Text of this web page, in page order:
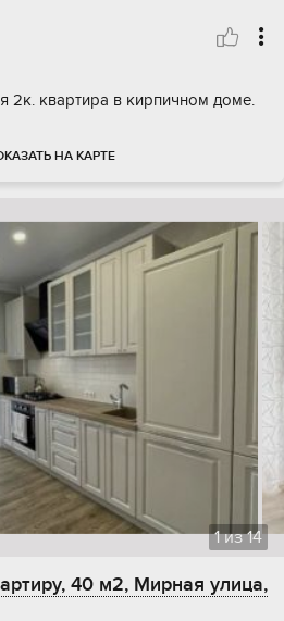
2к. квартира в кирпичном доме.
НА КАРТЕ
1из14
40 м2, Мирная улица,